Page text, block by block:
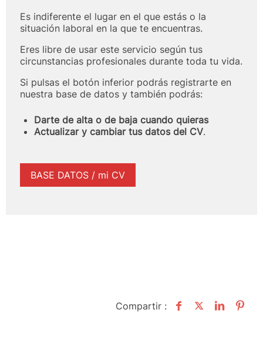
Es indiferente el lugar en el que estás o la
situación laboral en la que te encuentras.
Eres libre de usar este servicio según tus
circunstancias profesionales durante toda tu vida.
Si pulsas el botón inferior podrás registrarte en
nuestra base de datos y también podrás:
Darte de alta o de baja cuando quieras
Actualizar y cambiar tus datos del CV.
BASE DATOS / mi CV
Compartir :